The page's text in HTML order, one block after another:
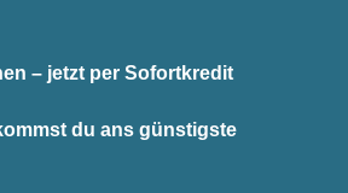
– jetzt per Sofortkredit
du ans günstigste